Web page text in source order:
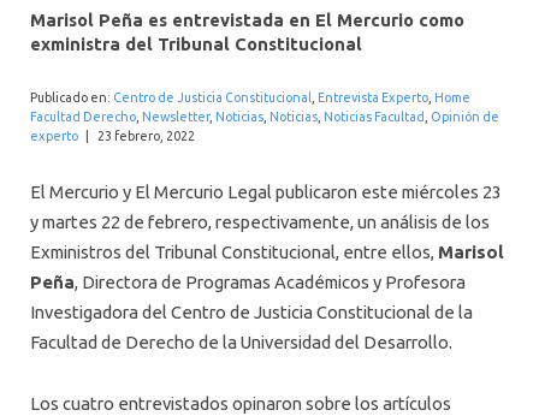
INTERNACIONAL
Marisol Peña es entrevistada en El Mercurio como
exministra del Tribunal Constitucional
Publicado en: Centro de Justicia Constitucional Entrevista Experto Home
Facultad Derecho Newsletter, Noticias Noticias Noticias Facultad Opinión de
experto
23 febrero, 2022
El Mercurio y El Mercurio Legal publicaron este miércoles 23
y martes 22 de febrero, respectivamente, un análisis de los
Exministros del Tribunal Constitucional, entre ellos, Marisol
Peña, Directora de Programas Académicos y Profesora
Investigadora del Centro de Justicia Constitucional de la
Facultad de Derecho de la Universidad del Desarrollo.
Los cuatro entrevistados opinaron sobre los artículos